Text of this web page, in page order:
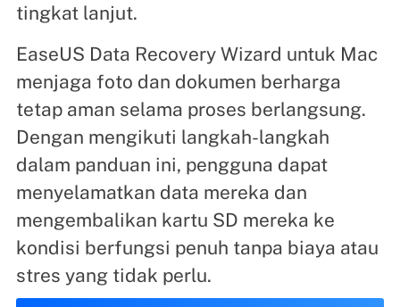
tingkat lanjut.
EaseUS Data Recovery Wizard untuk Mac
menjaga foto dan dokumen berharga
tetap aman selama proses berlangsung.
Dengan mengikuti langkah-langkah
dalam panduan ini, pengguna dapat
menyelamatkan data mereka dan
mengembalikan kartu SD mereka ke
kondisi berfungsi penuh tanpa biaya atau
stres yang tidak perlu.